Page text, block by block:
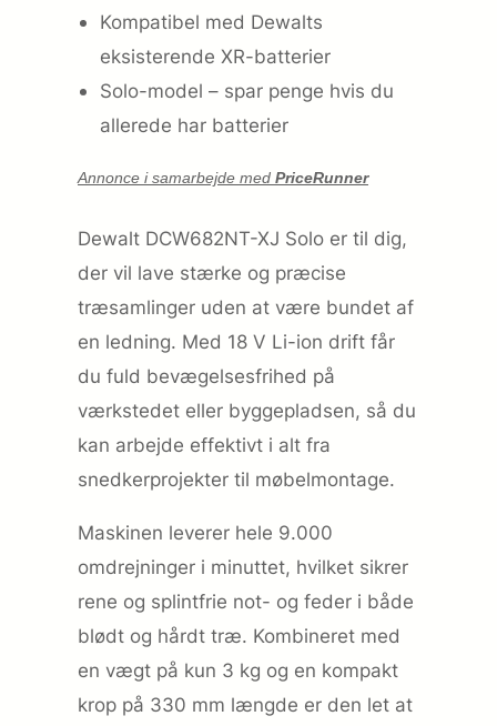
Kompatibel med Dewalts
eksisterende XR-batterier
Solo-model – spar penge hvis du
allerede har batterier
Annonce i samarbejde med PriceRunner
Dewalt DCW682NT-XJ Solo er til dig,
der vil lave stærke og præcise
træsamlinger uden at være bundet af
en ledning. Med 18 V Li-ion drift får
du fuld bevægelsesfrihed på
værkstedet eller byggepladsen, så du
kan arbejde effektivt i alt fra
snedkerprojekter til møbelmontage.
Maskinen leverer hele 9.000
omdrejninger i minuttet, hvilket sikrer
rene og splintfrie not- og feder i både
blødt og hårdt træ. Kombineret med
en vægt på kun 3 kg og en kompakt
krop på 330 mm længde er den let at